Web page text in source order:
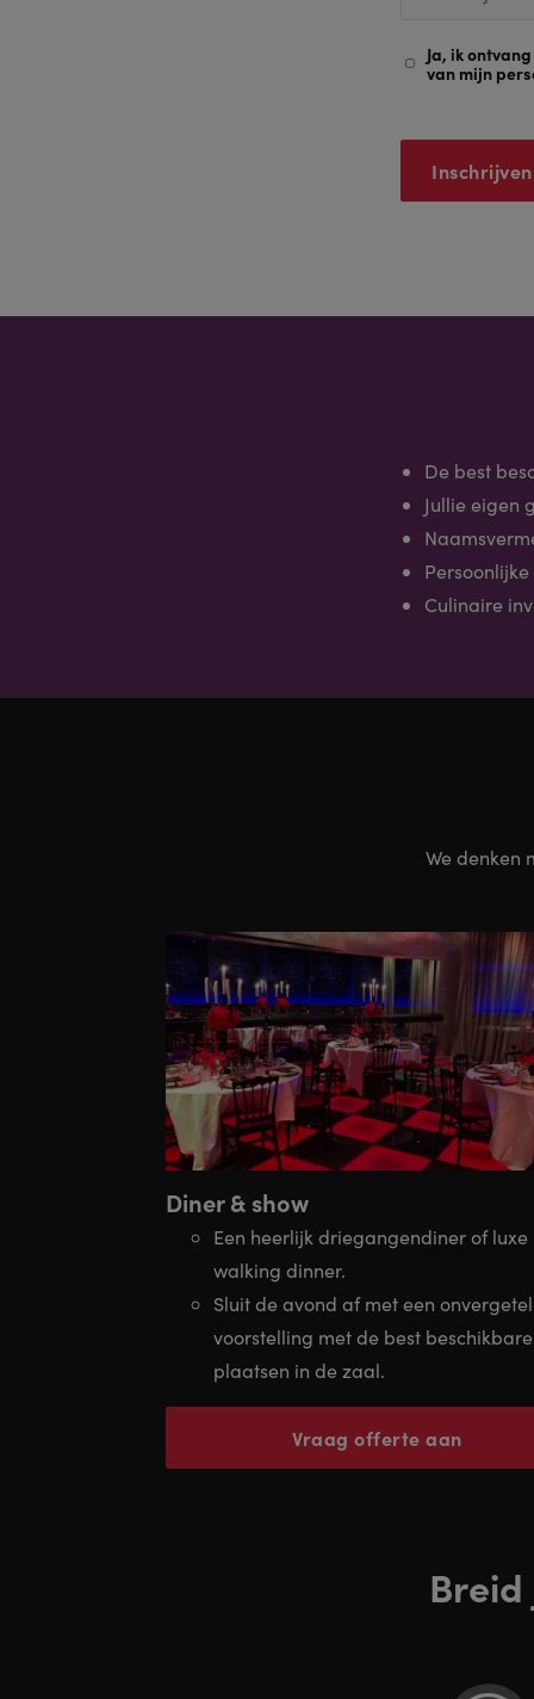
Ja, ik
van mijn
De best
Jullie eigen
Culinaire
We denken
Diner & show
Een heerlijk driegangendiner of luxe
walking dinner.
Sluit de avond af met een
voorstelling met de best beschikbare
plaatsen in de zaal.
Vraag offerte aan